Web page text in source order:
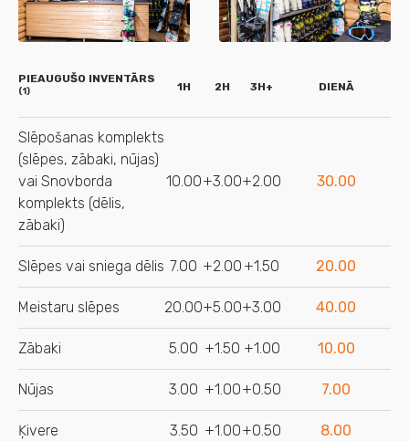
PIEAUGUŠO INVENTĀRS
(1) 1H 2H 3H+ DIENĀ
Slēpošanas komplekts
(slēpes, zābaki, nūjas)
vai Snovborda
komplekts (dēlis,
zābaki)
10.00+3.00+2.00 30.00
Slēpes vai sniega dēlis 7.00 +2.00 +1.50 20.00
Meistaru slēpes 20.00+5.00+3.00 40.00
Zābaki 5.00 +1.50 +1.00 10.00
Nūjas 3.00 +1.00+0.50 7.00
Ķivere 3.50 +1.00+0.50 8.00